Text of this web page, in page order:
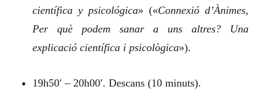
científica y psicológica» («Connexió d’Ànimes,
Per què podem sanar a uns altres? Una
explicació científica i psicològica»).
19h50′ – 20h00′. Descans (10 minuts).